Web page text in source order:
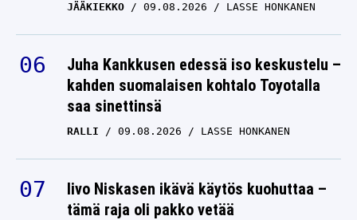
JÄÄKIEKKO 09.08.2026 LASSE HONKANEN
Juha Kankkusen edessä iso keskustelu –
kahden suomalaisen kohtalo Toyotalla
saa sinettinsä
RALLI 09.08.2026 LASSE HONKANEN
Iivo Niskasen ikävä käytös kuohuttaa –
tämä raja oli pakko vetää